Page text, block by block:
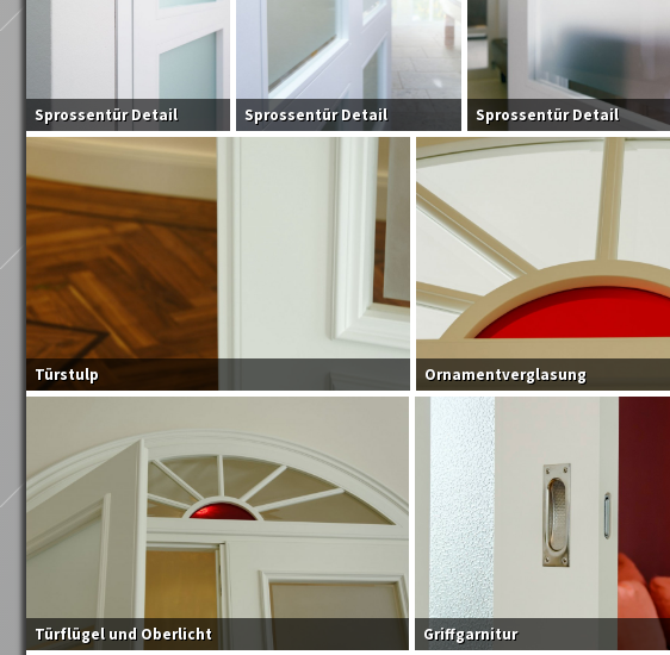
Sprossentür Detail Sprossentür Detail Sprossentür Detail
Türstulp Ornamentverglasung
Türflügel und Oberlicht Griffgarnitur